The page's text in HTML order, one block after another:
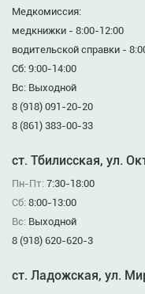
Медкомиссия:
медкнижки - 8:00-12:00
водительской справки -
Сб: 9:00-14:00
Вс: Выходной
8 (918) 091-20-20
8 (861) 383-00-33
ст. Тбилисская, ул.
Пн-Пт: 7:30-18:00
Сб: 8:00-13:00
Вс: Выходной
8 (918) 620-620-3
ст. Ладожская, ул.